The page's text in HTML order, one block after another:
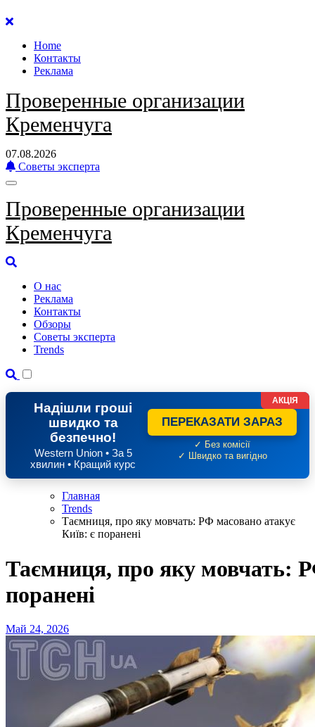
Перейти
содержанию
Home
Контакты
Реклама
Проверенные организации
Кременчуга
07.08.2026
Советы эксперта
Проверенные организации
Кременчуга
О нас
Реклама
Контакты
Обзоры
Советы эксперта
Trends
Надішли гроші
швидко та
безпечно!
Western Union • За 5
хвилин • Кращий курс
ПЕРЕКАЗАТИ ЗАРАЗ
✓ Без комісії
✓ Швидко та вигідно
АКЦІЯ
Главная
Trends
Таємниця, про яку мовчать: РФ масовано атакує
Київ: є поранені
Таємниця, про яку мовчать:
поранені
Май 24, 2026